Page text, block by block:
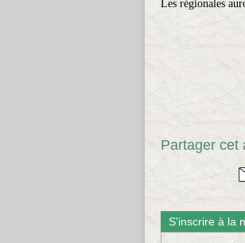
Les régionales
Partager cet
S'inscrire à la